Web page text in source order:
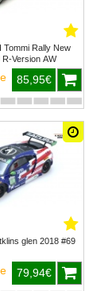
Tommi Rally New
Zealand 1999 #1 R-Version AW
85,95€
glen 2018 #69
79,94€